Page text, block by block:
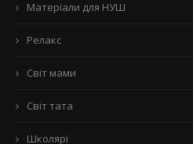
Матеріали для НУШ
Релакс
Світ мами
Світ тата
Школярі